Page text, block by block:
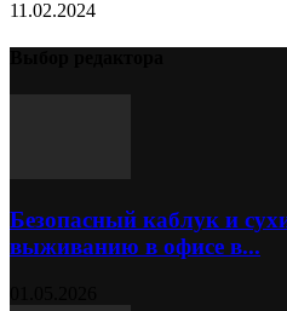
11.02.2024
Безопасный каблук и
выживанию в офисе в...